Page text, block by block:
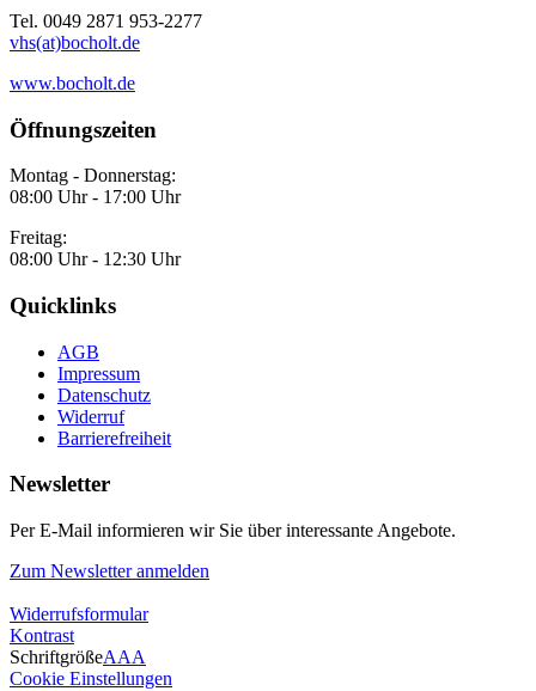
Tel. 0049 2871 953-2277
vhs(at)bocholt.de
www.bocholt.de
Öffnungszeiten
Montag - Donnerstag:
08:00 Uhr - 17:00 Uhr
Freitag:
08:00 Uhr - 12:30 Uhr
Quicklinks
AGB
Impressum
Datenschutz
Widerruf
Barrierefreiheit
Newsletter
Per E-Mail informieren wir Sie über interessante Angebote.
Zum Newsletter anmelden
Widerrufsformular
Kontrast
SchriftgrößeAAA
Cookie Einstellungen